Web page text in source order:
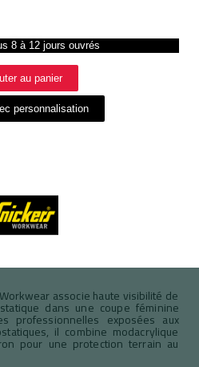
8 à 12 jours ouvrés
au panier
personnalisation
associe haute visibilité de
dans une coupe féminine
professionnelles exposées aux
il combine modacrylique
pour une protection terrain au